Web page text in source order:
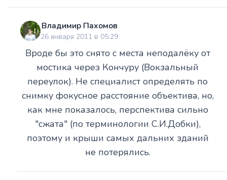
Владимир Пахомов
26 января 2011 в 05:29
Вроде бы это снято с места неподалёку от
мостика через Кончуру (Вокзальный
переулок). Не специалист определять по
снимку фокусное расстояние объектива, но,
как мне показалось, перспектива сильно
"сжата" (по терминологии С.И.Добки),
поэтому и крыши самых дальних зданий
не потерялись.